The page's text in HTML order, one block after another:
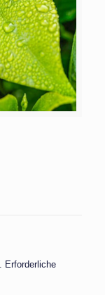
Erforderliche